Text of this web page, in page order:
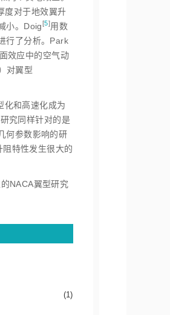
度对于地效翼升
小。Doig [5]用数
行了分析。Park
效应中的空气动
对翼型
化和高速化成为
究同样针对的是
何参数影响的研
特性发生很大的
NACA翼型研究
(1)